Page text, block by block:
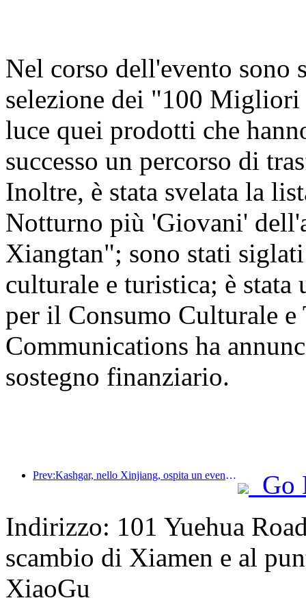
Nel corso dell'evento
selezione dei "100
luce quei prodotti che
successo un percorso di
Inoltre, è stata svelata la
Notturno più 'Giovani'
Xiangtan"; sono stati
culturale e turistica; è
per il Consumo Culturale
Communications ha
sostegno finanziario.
Prev:Kashgar, nello Xinjiang, ospita un evento di promozione turistica per favorire lo scambio interetnico.
Go
Indirizzo: 101 Yuehua
scambio di Xiamen e al
XiaoGu